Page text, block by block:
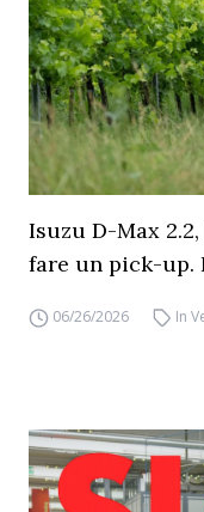
Isuzu D-Max
fare un pick-up.
06/26/2026 In